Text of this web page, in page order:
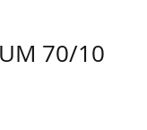
70/10